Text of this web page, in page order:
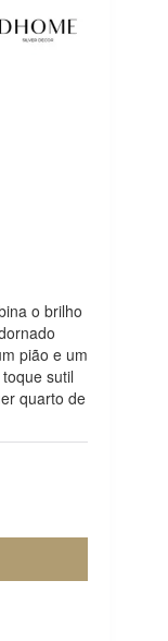
o brilho
pião e um
sutil
quarto de